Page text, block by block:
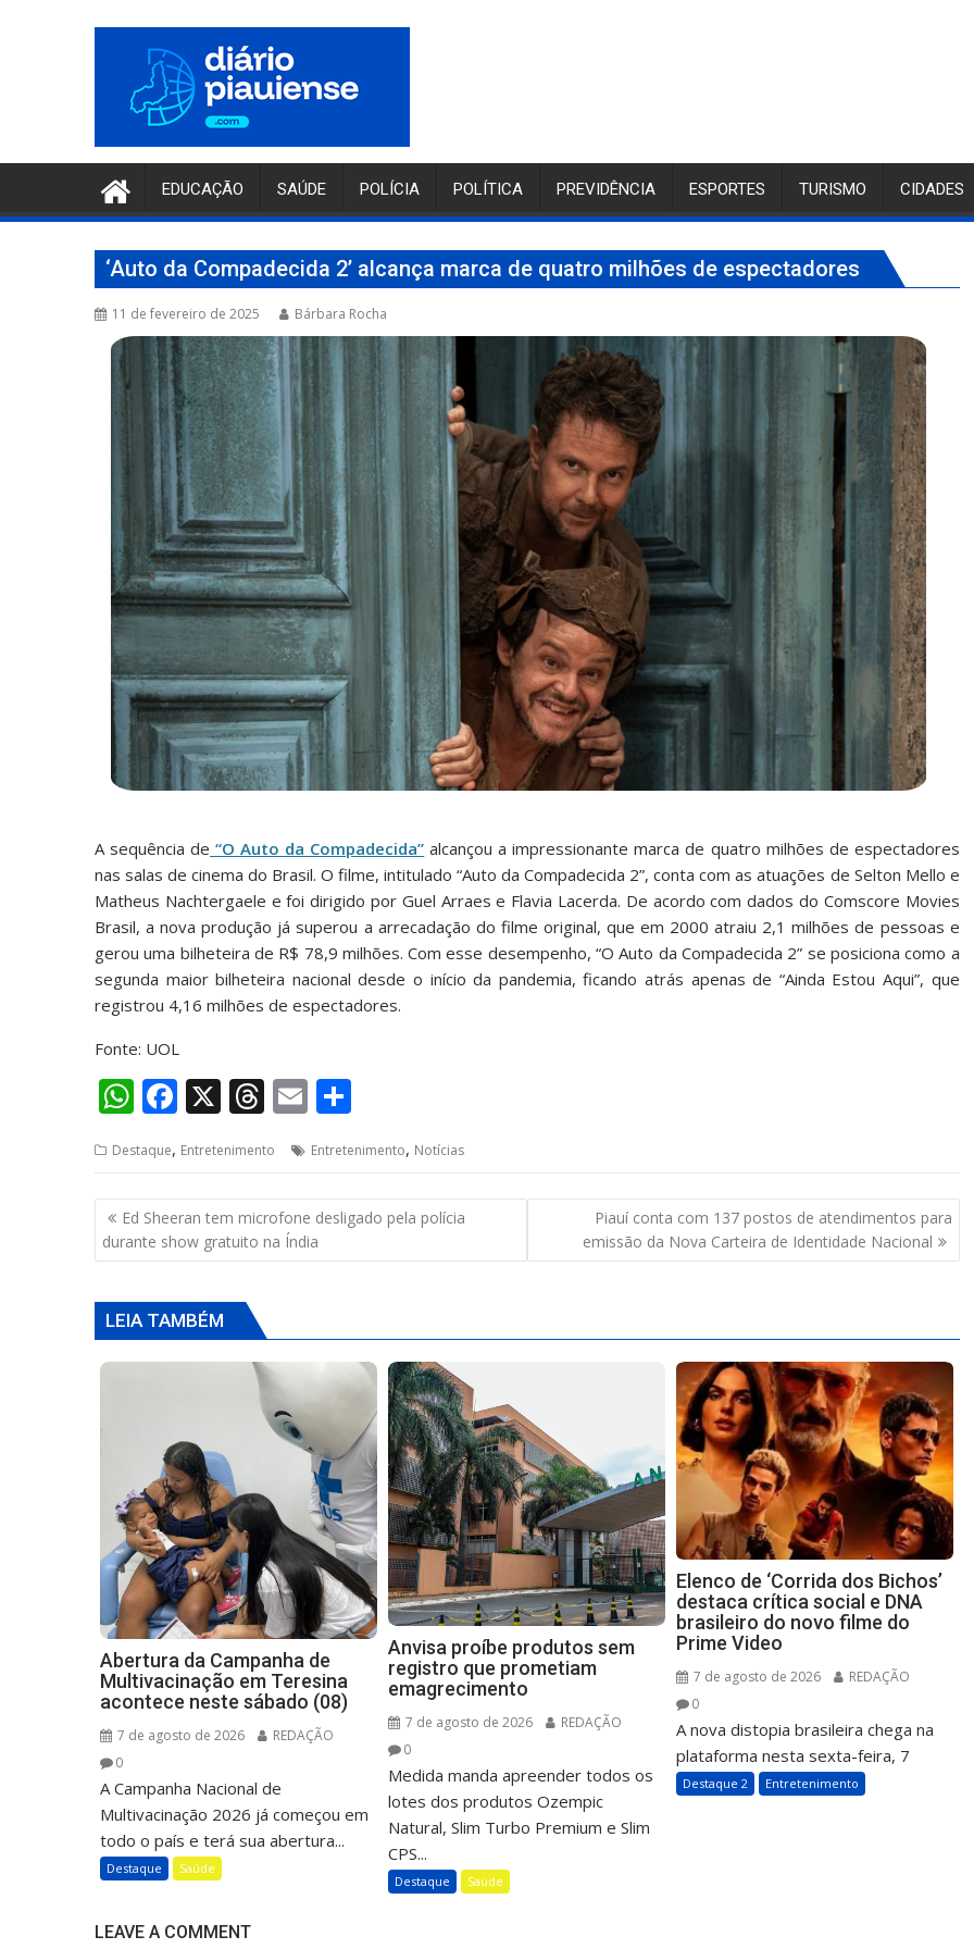
EDUCAÇÃO SAÚDE POLÍCIA POLÍTICA PREVIDÊNCIA ESPORTES TURISMO CIDADES
‘Auto da Compadecida 2’ alcança marca de quatro milhões de espectadores
11 de fevereiro de 2025 Bárbara Rocha
A sequência de “O Auto da Compadecida” alcançou a impressionante marca de quatro milhões de espectadores
nas salas de cinema do Brasil. O filme, intitulado “Auto da Compadecida 2”, conta com as atuações de Selton Mello e
Matheus Nachtergaele e foi dirigido por Guel Arraes e Flavia Lacerda. De acordo com dados do Comscore Movies
Brasil, a nova produção já superou a arrecadação do filme original, que em 2000 atraiu 2,1 milhões de pessoas e
gerou uma bilheteira de R$ 78,9 milhões. Com esse desempenho, “O Auto da Compadecida 2” se posiciona como a
segunda maior bilheteira nacional desde o início da pandemia, ficando atrás apenas de “Ainda Estou Aqui”, que
registrou 4,16 milhões de espectadores.
Fonte: UOL
W
at
s
A
p
p
F
e
b
o
o
k
X T
re
a
d
s
E
ai
l
ar
e
Destaque, Entretenimento Entretenimento, Notícias
Navegação
de
Post
Ed Sheeran tem microfone desligado pela polícia
durante show gratuito na Índia
Piauí conta com 137 postos de atendimentos para
emissão da Nova Carteira de Identidade Nacional
LEIA TAMBÉM
Abertura da Campanha de
Multivacinação em Teresina
acontece neste sábado (08)
7 de agosto de 2026
REDAÇÃO
0
A Campanha Nacional de
Multivacinação 2026 já começou em
todo o país e terá sua abertura...
Destaque Saúde
Anvisa proíbe produtos sem
registro que prometiam
emagrecimento
7 de agosto de 2026
REDAÇÃO
0
Medida manda apreender todos os
lotes dos produtos Ozempic
Natural, Slim Turbo Premium e Slim
CPS...
Destaque Saúde
Elenco de ‘Corrida dos Bichos’
destaca crítica social e DNA
brasileiro do novo filme do
Prime Video
7 de agosto de 2026
REDAÇÃO
0
A nova distopia brasileira chega na
plataforma nesta sexta-feira, 7
Destaque 2 Entretenimento
LEAVE A COMMENT